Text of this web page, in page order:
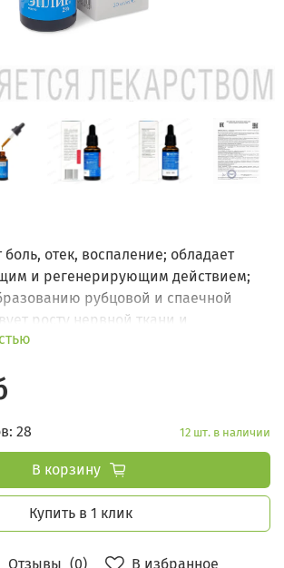
Отзывы (0) В избранное
отек, воспаление; обладает
и регенерирующим действием;
рубцовой и спаечной
росту нервной ткани и
восстанавливает слизистую
28 12 шт. в наличии
В корзину
Купить в 1 клик